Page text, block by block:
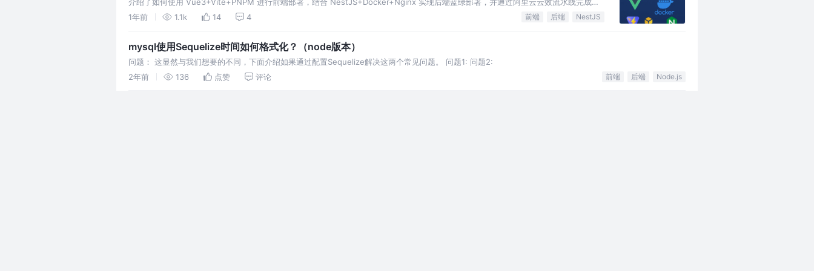
动化部署，实现零停机上线。
1年前 1.1k 14 4 前端 后端 NestJS
mysql使用Sequelize时间如何格式化？（node版本）
问题： 这显然与我们想要的不同，下面介绍如果通过配置Sequelize解决这两个常见问题。 问题1: 问题2:
2年前
136 点赞 评论 前端 后端 Node.js